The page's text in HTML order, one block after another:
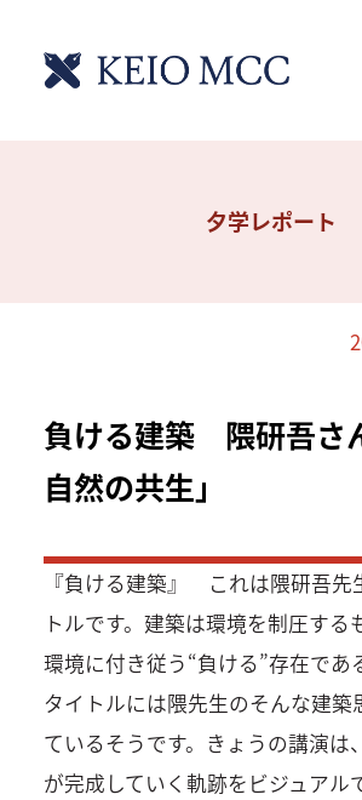
夕学レポート
負ける建築 隈研吾さ
自然の共生」
『負ける建築』 これは隈研吾先
トルです。建築は環境を制圧する
環境に付き従う“負ける”存在であ
タイトルには隈先生のそんな建築
ているそうです。きょうの講演は
が完成していく軌跡をビジュアル